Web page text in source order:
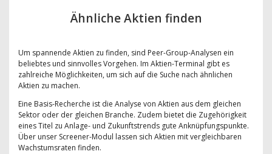
Ähnliche Aktien finden
Um spannende Aktien zu finden, sind Peer-Group-Analysen ein
beliebtes und sinnvolles Vorgehen. Im Aktien-Terminal gibt es
zahlreiche Möglichkeiten, um sich auf die Suche nach ähnlichen
Aktien zu machen.
Eine Basis-Recherche ist die Analyse von Aktien aus dem gleichen
Sektor oder der gleichen Branche. Zudem bietet die Zugehörigkeit
eines Titel zu Anlage- und Zukunftstrends gute Anknüpfungspunkte.
Über unser Screener-Modul lassen sich Aktien mit vergleichbaren
Wachstumsraten finden.